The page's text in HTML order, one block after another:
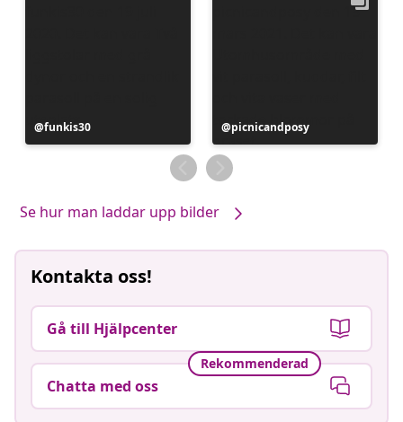
Inlägg
publicerat
funkis30
Inlägg
publicerat
av
picnicandposy
Se hur man laddar upp bilder
Kontakta oss!
Gå till Hjälpcenter
Rekommenderad
Chatta med oss